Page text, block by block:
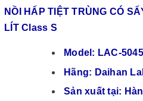
NỒI HẤP TIỆT TRÙNG CÓ
LÍT Class S
Model: LAC-
Hãng: Daihan
Sản xuất tại: